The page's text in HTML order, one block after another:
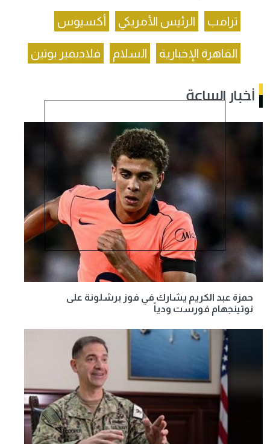
ترامب الرئيس الأمريكي أكسيوس
القاهرة الإخبارية السلام فلاديمير بوتين
أخبار الساعة
حمزة عبد الكريم يشارك في فوز برشلونة على
نوتينجهام فورست ودياً